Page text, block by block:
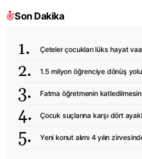
Son Dakika
Çeteler çocukları lüks hayat
1.5 milyon öğrenciye dönüş yolu
Fatma öğretmenin
Çocuk suçlarına karşı dört
Yeni konut alımı 4 yılın